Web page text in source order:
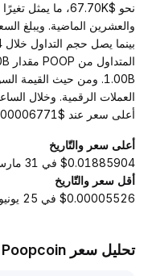
أعلى سعر عند $0.00006771 وأدنى سعر عند $0.00006683.
أعلى سعر والتّاريخ
$0.01885904 في 31 مارس 2024
أقل سعر والتّاريخ
$0.00005526 في 25 يونيو 2026
تحليل سعر Poopcoin بمساعدة TradeGPT